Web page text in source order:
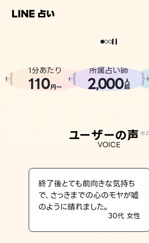
相談事例
LINE占いを開く
どうせなら
。
1分あたり
110円〜
所属占い師
2,000人
超
ユーザーの声 ※2
VOICE
終了後とても前向きな気持ち
で、さっきまでの心のモヤが嘘
のように晴れました。
30代 女性